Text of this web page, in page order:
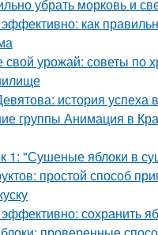
убрать морковь и
как
свой урожай: советы по
история успеха
группы Анимация в
1: "Сушеные яблоки в
простой способ
сохранить